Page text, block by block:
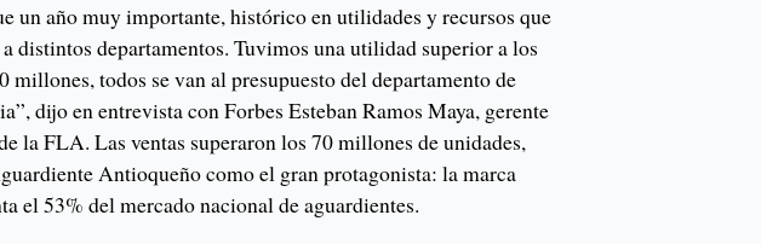
un año muy importante, histórico en utilidades y recursos que
distintos departamentos. Tuvimos una utilidad superior a los
millones, todos se van al presupuesto del departamento de
dijo en entrevista con Forbes Esteban Ramos Maya, gerente
la FLA. Las ventas superaron los 70 millones de unidades,
Antioqueño como el gran protagonista: la marca
el 53% del mercado nacional de aguardientes.